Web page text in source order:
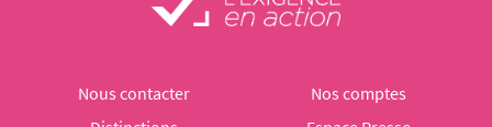
Nous contacter
Nos comptes